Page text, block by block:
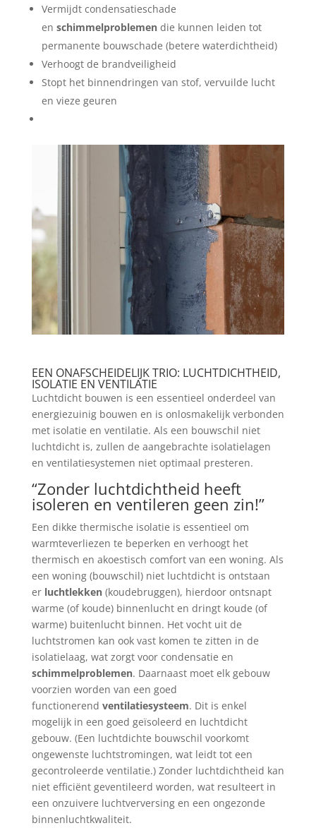
Vermijdt condensatieschade
en schimmelproblemendie kunnen leiden tot
permanente bouwschade (betere waterdichtheid)
Verhoogt de brandveiligheid
Stopt het binnendringen van stof, vervuilde lucht
en vieze geuren
EEN ONAFSCHEIDELIJK TRIO: LUCHTDICHTHEID,
ISOLATIE EN VENTILATIE
Luchtdicht bouwen is een essentieel onderdeel van
energiezuinig bouwen en is onlosmakelijk verbonden
met isolatie en ventilatie. Als een bouwschil niet
luchtdicht is, zullen de aangebrachte isolatielagen
en ventilatiesystemen niet optimaal presteren.
“Zonder luchtdichtheid heeft
isoleren en ventileren geen zin!”
Een dikke thermische isolatie is essentieel om
warmteverliezen te beperken en verhoogt het
thermisch en akoestisch comfort van een woning. Als
een woning (bouwschil) niet luchtdicht is ontstaan
er luchtlekken(koudebruggen), hierdoor ontsnapt
warme (of koude) binnenlucht en dringt koude (of
warme) buitenlucht binnen. Het vocht uit de
luchtstromen kan ook vast komen te zitten in de
isolatielaag, wat zorgt voor condensatie en
schimmelproblemen. Daarnaast moet elk gebouw
voorzien worden van een goed
functionerend ventilatiesysteem. Dit is enkel
mogelijk in een goed geïsoleerd en luchtdicht
gebouw. (Een luchtdichte bouwschil voorkomt
ongewenste luchtstromingen, wat leidt tot een
gecontroleerde ventilatie.) Zonder luchtdichtheid kan
niet efficiënt geventileerd worden, wat resulteert in
een onzuivere luchtverversing en een ongezonde
binnenluchtkwaliteit.